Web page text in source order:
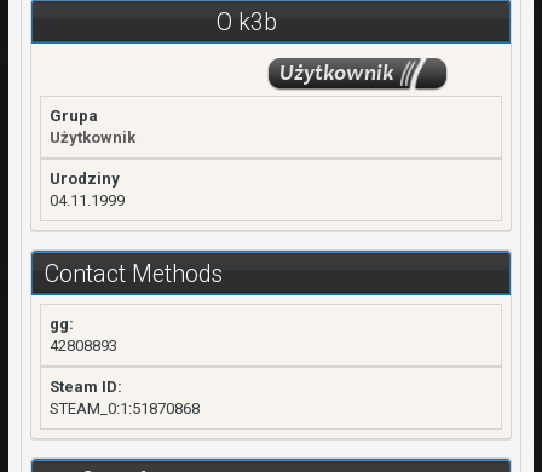
8 Luty 2022
O k3b
Grupa
Użytkownik
Urodziny
04.11.1999
Contact Methods
gg:
42808893
Steam ID:
STEAM_0:1:51870868